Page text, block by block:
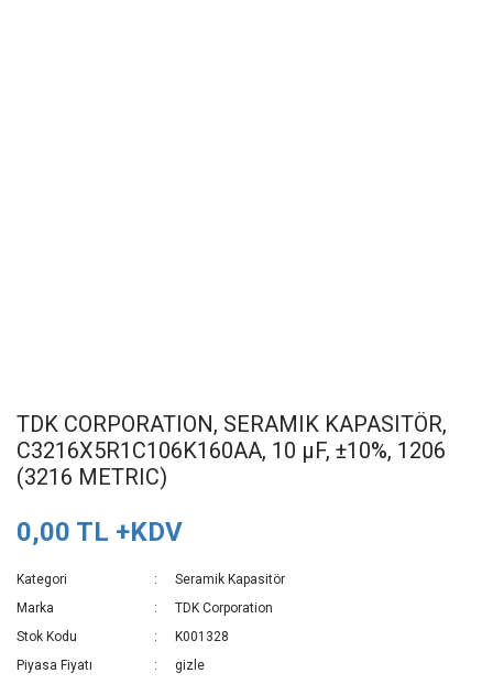
TDK CORPORATION, SERAMIK KAPASITÖR,
C3216X5R1C106K160AA, 10 µF, ±10%, 1206
(3216 METRIC)
0,00 TL +KDV
Kategori
Seramik Kapasitör
Marka
TDK Corporation
Stok Kodu
K001328
Piyasa Fiyatı
gizle